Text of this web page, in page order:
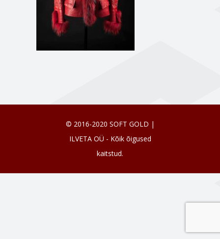
© 2016-2020 SOFT GOLD |
ILVETA OÜ - Kõik õigused
kaitstud.